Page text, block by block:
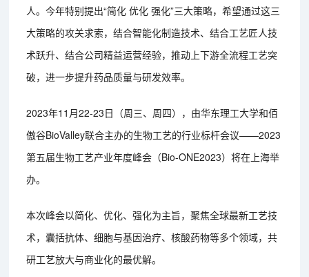
人。今年特别提出“简化 优化 强化”三大策略，希望通过这三
大策略的攻关求索，结合智能化制造技术、结合工艺匠人技
术跃升、结合公司精益运营经验，推动上下游全流程工艺突
破，进一步提升药品质量与研发效率。
2023年11月22-23日（周三、周四），由华东理工大学和佰
傲谷BioValley联合主办的生物工艺的行业标杆会议——2023
第五届生物工艺产业年度峰会（Bio-ONE2023）将在上海举
办。
本次峰会以简化、优化、强化为主旨，聚焦全球最新工艺技
术，囊括抗体、细胞与基因治疗、核酸药物等多个领域，共
研工艺放大与商业化的最优解。